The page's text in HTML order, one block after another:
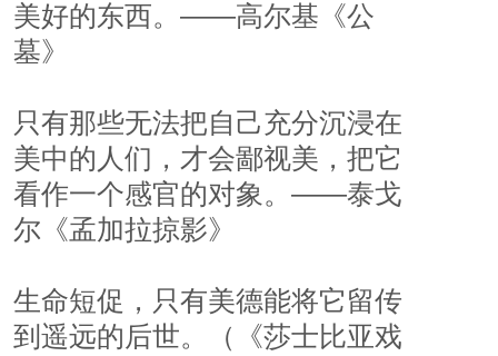
美好的东西。——高尔基《公
墓》
只有那些无法把自己充分沉浸在
美中的人们，才会鄙视美，把它
看作一个感官的对象。——泰戈
尔《孟加拉掠影》
生命短促，只有美德能将它留传
到遥远的后世。（《莎士比亚戏